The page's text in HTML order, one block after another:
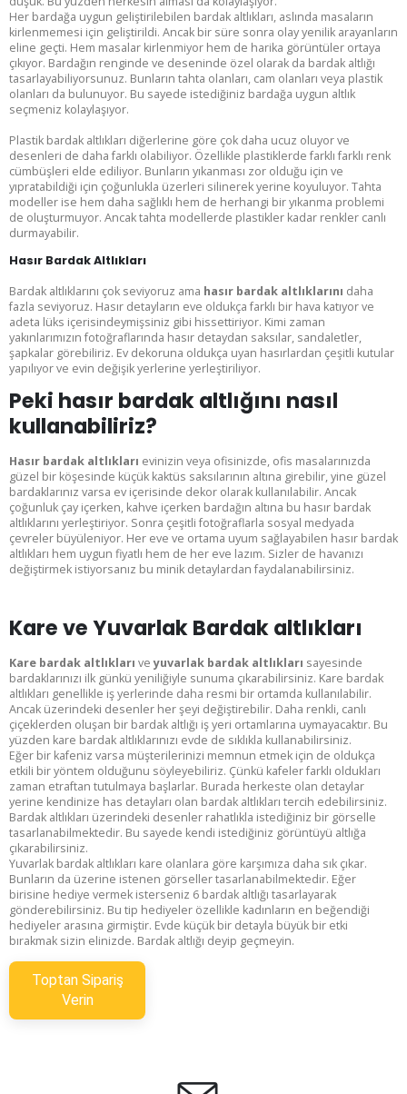
Her bardağa uygun geliştirilebilen bardak altlıkları, aslında masaların
kirlenmemesi için geliştirildi. Ancak bir süre sonra olay yenilik arayanların
eline geçti. Hem masalar kirlenmiyor hem de harika görüntüler ortaya
çıkıyor. Bardağın renginde ve deseninde özel olarak da bardak altlığı
tasarlayabiliyorsunuz. Bunların tahta olanları, cam olanları veya plastik
olanları da bulunuyor. Bu sayede istediğiniz bardağa uygun altlık
seçmeniz kolaylaşıyor.
Plastik bardak altlıkları diğerlerine göre çok daha ucuz oluyor ve
desenleri de daha farklı olabiliyor. Özellikle plastiklerde farklı farklı renk
cümbüşleri elde ediliyor. Bunların yıkanması zor olduğu için ve
yıpratabildiği için çoğunlukla üzerleri silinerek yerine koyuluyor. Tahta
modeller ise hem daha sağlıklı hem de herhangi bir yıkanma problemi
de oluşturmuyor. Ancak tahta modellerde plastikler kadar renkler canlı
durmayabilir.
Hasır Bardak Altlıkları
Bardak altlıklarını çok seviyoruz ama hasır bardak altlıklarını daha
fazla seviyoruz. Hasır detayların eve oldukça farklı bir hava katıyor ve
adeta lüks içerisindeymişsiniz gibi hissettiriyor. Kimi zaman
yakınlarımızın fotoğraflarında hasır detaydan saksılar, sandaletler,
şapkalar görebiliriz. Ev dekoruna oldukça uyan hasırlardan çeşitli kutular
yapılıyor ve evin değişik yerlerine yerleştiriliyor.
Peki hasır bardak altlığını nasıl
kullanabiliriz?
Hasır bardak altlıkları evinizin veya ofisinizde, ofis masalarınızda
güzel bir köşesinde küçük kaktüs saksılarının altına girebilir, yine güzel
bardaklarınız varsa ev içerisinde dekor olarak kullanılabilir. Ancak
çoğunluk çay içerken, kahve içerken bardağın altına bu hasır bardak
altlıklarını yerleştiriyor. Sonra çeşitli fotoğraflarla sosyal medyada
çevreler büyüleniyor. Her eve ve ortama uyum sağlayabilen hasır bardak
altlıkları hem uygun fiyatlı hem de her eve lazım. Sizler de havanızı
değiştirmek istiyorsanız bu minik detaylardan faydalanabilirsiniz.
Kare ve Yuvarlak Bardak altlıkları
Kare bardak altlıkları veyuvarlak bardak altlıkları sayesinde
bardaklarınızı ilk günkü yeniliğiyle sunuma çıkarabilirsiniz. Kare bardak
altlıkları genellikle iş yerlerinde daha resmi bir ortamda kullanılabilir.
Ancak üzerindeki desenler her şeyi değiştirebilir. Daha renkli, canlı
çiçeklerden oluşan bir bardak altlığı iş yeri ortamlarına uymayacaktır. Bu
yüzden kare bardak altlıklarınızı evde de sıklıkla kullanabilirsiniz.
Eğer bir kafeniz varsa müşterilerinizi memnun etmek için de oldukça
etkili bir yöntem olduğunu söyleyebiliriz. Çünkü kafeler farklı oldukları
zaman etraftan tutulmaya başlarlar. Burada herkeste olan detaylar
yerine kendinize has detayları olan bardak altlıkları tercih edebilirsiniz.
Bardak altlıkları üzerindeki desenler rahatlıkla istediğiniz bir görselle
tasarlanabilmektedir. Bu sayede kendi istediğiniz görüntüyü altlığa
çıkarabilirsiniz.
Yuvarlak bardak altlıkları kare olanlara göre karşımıza daha sık çıkar.
Bunların da üzerine istenen görseller tasarlanabilmektedir. Eğer
birisine hediye vermek isterseniz 6 bardak altlığı tasarlayarak
gönderebilirsiniz. Bu tip hediyeler özellikle kadınların en beğendiği
hediyeler arasına girmiştir. Evde küçük bir detayla büyük bir etki
bırakmak sizin elinizde. Bardak altlığı deyip geçmeyin.
Toptan Sipariş
Verin